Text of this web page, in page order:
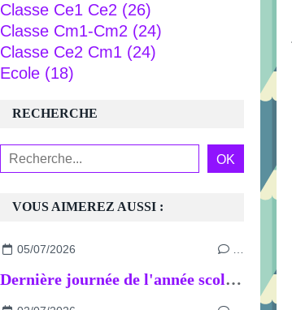
RECHERCHE
VOUS AIMEREZ AUSSI :
05/07/2026 …
Dernière journée de l'année scolaire
Classe Ce1 Ce2 (26)
Classe Cm1-Cm2 (24)
Classe Ce2 Cm1 (24)
Ecole (18)